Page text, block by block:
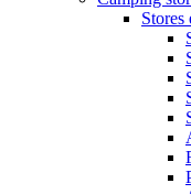
Stores